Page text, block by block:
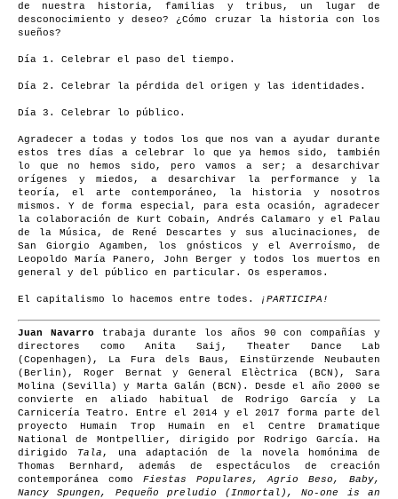
de nuestra historia, familias y tribus, un lugar de
desconocimiento y deseo? ¿Cómo cruzar la historia con los
sueños?
Día 1. Celebrar el paso del tiempo.
Día 2. Celebrar la pérdida del origen y las identidades.
Día 3. Celebrar lo público.
Agradecer a todas y todos los que nos van a ayudar durante
estos tres días a celebrar lo que ya hemos sido, también
lo que no hemos sido, pero vamos a ser; a desarchivar
orígenes y miedos, a desarchivar la performance y la
teoría, el arte contemporáneo, la historia y nosotros
mismos. Y de forma especial, para esta ocasión, agradecer
la colaboración de Kurt Cobain, Andrés Calamaro y el Palau
de la Música, de René Descartes y sus alucinaciones, de
San Giorgio Agamben, los gnósticos y el Averroísmo, de
Leopoldo María Panero, John Berger y todos los muertos en
general y del público en particular. Os esperamos.
El capitalismo lo hacemos entre todes. ¡PARTICIPA!
Juan Navarro
trabaja durante los años 90 con compañías y
directores como Anita Saij, Theater Dance Lab
(Copenhagen), La Fura dels Baus, Einstürzende Neubauten
(Berlin), Roger Bernat y General Elèctrica (BCN), Sara
Molina (Sevilla) y Marta Galán (BCN). Desde el año 2000 se
convierte en aliado habitual de Rodrigo García y La
Carnicería Teatro. Entre el 2014 y el 2017 forma parte del
proyecto Humain Trop Humain en el Centre Dramatique
National de Montpellier, dirigido por Rodrigo García. Ha
dirigido
Tala , una adaptación de la novela homónima de
Thomas Bernhard, además de espectáculos de creación
contemporánea como Fiestas Populares, Agrio Beso, Baby,
Nancy Spungen, Pequeño preludio (Inmortal), No-one is an